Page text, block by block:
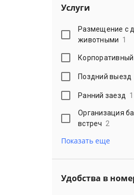
Услуги
Размещение с
животными 1
Поздний выезд
Ранний заезд 1
Организация
встреч 2
Показать еще
Удобства в